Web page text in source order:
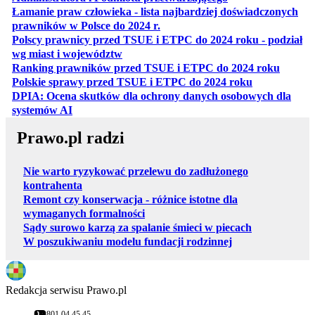
Łamanie praw człowieka - lista najbardziej doświadczonych
prawników w Polsce do 2024 r.
Polscy prawnicy przed TSUE i ETPC do 2024 roku - podział
wg miast i województwotwiera się w nowej karcie
Ranking prawników przed TSUE i ETPC do 2024 roku
Polskie sprawy przed TSUE i ETPC do 2024 roku
DPIA: Ocena skutków dla ochrony danych osobowych dla
systemów AIotwiera się w nowej karcie
Prawo.pl radzi
Nie warto ryzykować przelewu do zadłużonego
kontrahenta
Remont czy konserwacja - różnice istotne dla
wymaganych formalności
Sądy surowo karzą za spalanie śmieci w piecach
W poszukiwaniu modelu fundacji rodzinnej
Redakcja serwisu Prawo.pl